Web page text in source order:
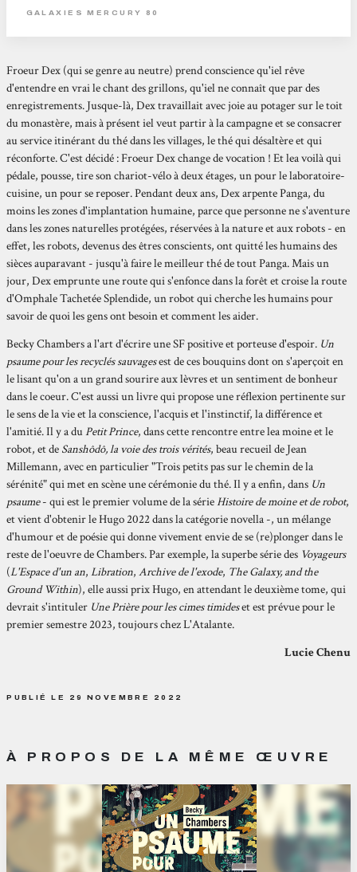
GALAXIES MERCURY 80
Froeur Dex (qui se genre au neutre) prend conscience qu'iel rêve
d'entendre en vrai le chant des grillons, qu'iel ne connaît que par des
enregistrements. Jusque-là, Dex travaillait avec joie au potager sur le toit
du monastère, mais à présent iel veut partir à la campagne et se consacrer
au service itinérant du thé dans les villages, le thé qui désaltère et qui
réconforte. C'est décidé : Froeur Dex change de vocation ! Et lea voilà qui
pédale, pousse, tire son chariot-vélo à deux étages, un pour le laboratoire-
cuisine, un pour se reposer. Pendant deux ans, Dex arpente Panga, du
moins les zones d'implantation humaine, parce que personne ne s'aventure
dans les zones naturelles protégées, réservées à la nature et aux robots - en
effet, les robots, devenus des êtres conscients, ont quitté les humains des
sièces auparavant - jusqu'à faire le meilleur thé de tout Panga. Mais un
jour, Dex emprunte une route qui s'enfonce dans la forêt et croise la route
d'Omphale Tachetée Splendide, un robot qui cherche les humains pour
savoir de quoi les gens ont besoin et comment les aider.
Becky Chambers a l'art d'écrire une SF positive et porteuse d'espoir. Un
psaume pour les recyclés sauvagesest de ces bouquins dont on s'aperçoit en
le lisant qu'on a un grand sourire aux lèvres et un sentiment de bonheur
dans le coeur. C'est aussi un livre qui propose une réflexion pertinente sur
le sens de la vie et la conscience, l'acquis et l'instinctif, la différence et
l'amitié. Il y a duPetit Prince, dans cette rencontre entre lea moine et le
robot, et de Sanshôdô, la voie des trois vérités, beau recueil de Jean
Millemann, avec en particulier "Trois petits pas sur le chemin de la
sérénité" qui met en scène une cérémonie du thé. Il y a enfin, dans Un
psaume- qui est le premier volume de la sérieHistoire de moine et de robot,
et vient d'obtenir le Hugo 2022 dans la catégorie novella -, un mélange
d'humour et de poésie qui donne vivement envie de se (re)plonger dans le
reste de l'oeuvre de Chambers. Par exemple, la superbe série des Voyageurs
(L'Espace d'un an, Libration,Archive de l'exode, The Galaxy, and the
Ground Within), elle aussi prix Hugo, en attendant le deuxième tome, qui
devrait s'intituler Une Prière pour les cimes timideset est prévue pour le
premier semestre 2023, toujours chez L'Atalante.
Lucie Chenu
PUBLIÉ LE 29 NOVEMBRE 2022
À PROPOS DE LA MÊME ŒUVRE